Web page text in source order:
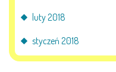
luty 2018
styczeń 2018